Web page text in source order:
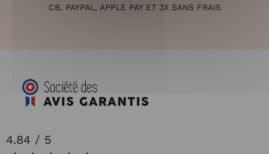
CB, PAYPAL, APPLE PAY ET 3X SANS FRAIS
4.84 / 5